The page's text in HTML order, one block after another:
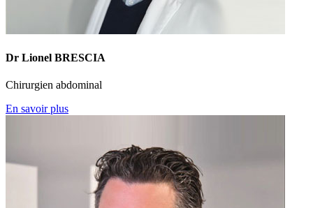
Dr Lionel BRESCIA
Chirurgien abdominal
En savoir plus